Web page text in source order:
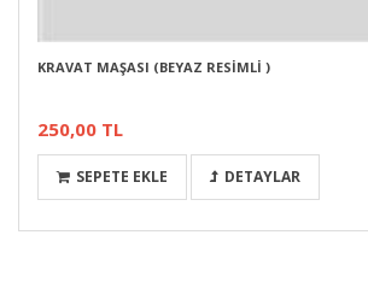
KRAVAT MAŞASI (BEYAZ RESİMLİ )
250,00 TL
SEPETE EKLE DETAYLAR